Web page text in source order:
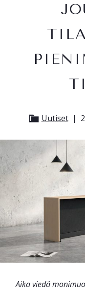
Uutiset
Aika viedä